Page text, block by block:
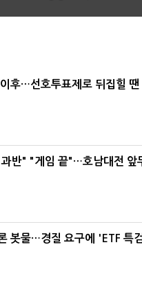
후…선호투표제로 뒤집힐
반" "게임 끝"…호남대전 앞
봇물…경질 요구에 'ETF 특